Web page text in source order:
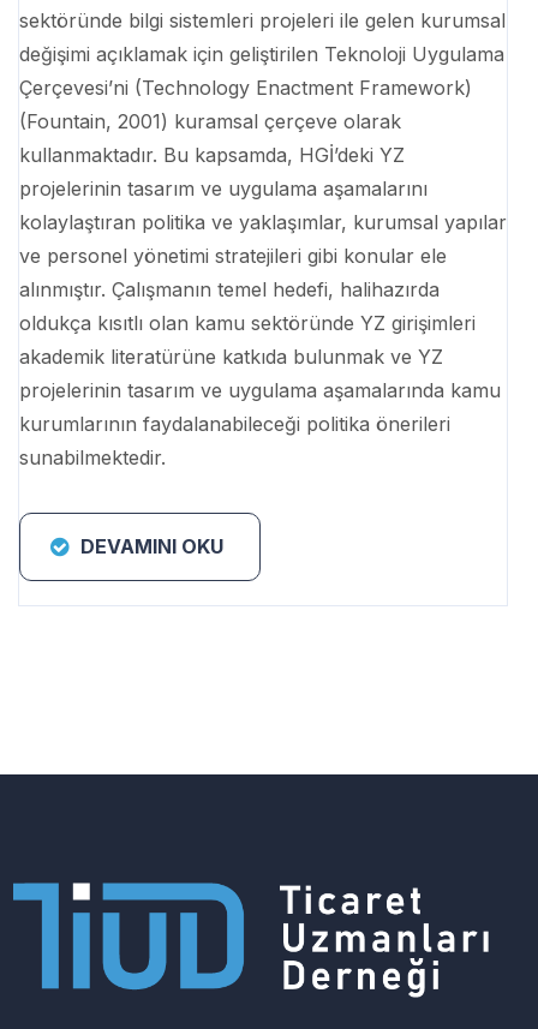
sektöründe bilgi sistemleri projeleri ile gelen kurumsal
değişimi açıklamak için geliştirilen Teknoloji Uygulama
Çerçevesi’ni (Technology Enactment Framework)
(Fountain, 2001) kuramsal çerçeve olarak
kullanmaktadır. Bu kapsamda, HGİ’deki YZ
projelerinin tasarım ve uygulama aşamalarını
kolaylaştıran politika ve yaklaşımlar, kurumsal yapılar
ve personel yönetimi stratejileri gibi konular ele
alınmıştır. Çalışmanın temel hedefi, halihazırda
oldukça kısıtlı olan kamu sektöründe YZ girişimleri
akademik literatürüne katkıda bulunmak ve YZ
projelerinin tasarım ve uygulama aşamalarında kamu
kurumlarının faydalanabileceği politika önerileri
sunabilmektedir.
DEVAMINI OKU